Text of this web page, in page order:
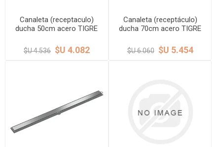
Canaleta (receptaculo)
ducha 50cm acero TIGRE
$U 4.536 $U 4.082
Canaleta (receptáculo)
ducha 70cm acero TIGRE
$U 6.060 $U 5.454